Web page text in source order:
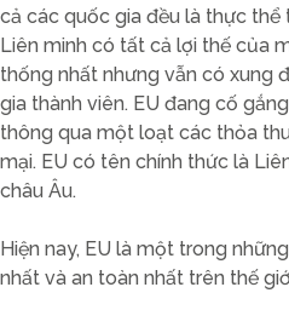
cả các quốc gia đều là thực thể
Liên minh có tất cả lợi thế của
thống nhất nhưng vẫn có xung
gia thành viên. EU đang cố
thông qua một loạt các thỏa
mại. EU có tên chính thức là
châu Âu.
Hiện nay, EU là một trong
nhất và an toàn nhất trên thế